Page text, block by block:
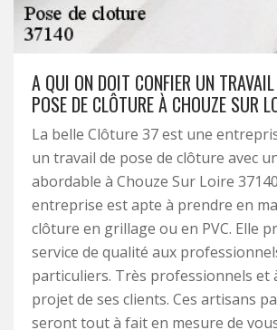
A QUI ON DOIT CONFIER UN
POSE DE CLÔTURE À CHOUZE SUR
La belle Clôture 37 est une
un travail de pose de clôture avec
abordable à Chouze Sur Loire
entreprise est apte à prendre en
clôture en grillage ou en PVC. Elle
service de qualité aux
particuliers. Très professionnels et
projet de ses clients. Ces artisans
seront tout à fait en mesure de